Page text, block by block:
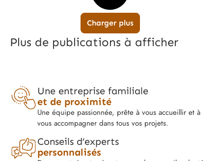
Charger plus
Plus de publications à afficher
Une entreprise familiale
et de proximité
Une équipe passionnée, prête à vous accueillir et à
vous accompagner dans tous vos projets.
Conseils d’experts
personnalisés